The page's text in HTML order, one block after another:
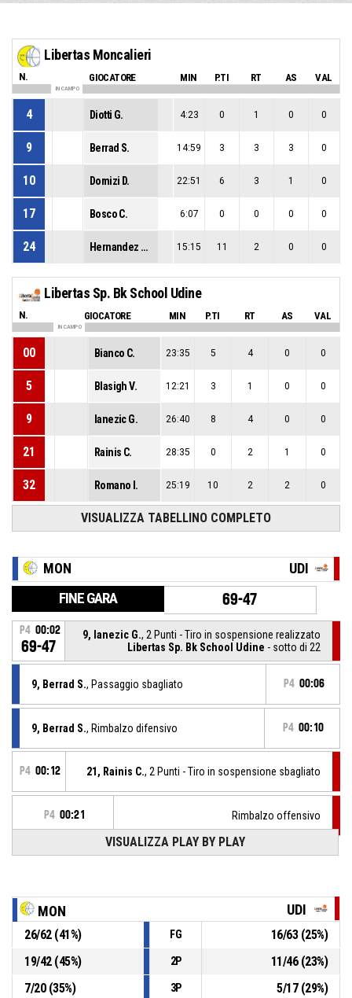
Libertas Moncalieri
N. GIOCATORE MIN P.TI RT AS VAL
IN CAMPO
4 Diotti G. 4:23 0 1 0 0
9 Berrad S. 14:59 3 3 3 0
10 Domizi D. 22:51 6 3 1 0
17 Bosco C. 6:07 0 0 0 0
24 Hernandez Pepe S. 15:15 11 2 0 0
Libertas Sp. Bk School Udine
N. GIOCATORE MIN P.TI RT AS VAL
IN CAMPO
00 Bianco C. 23:35 5 4 0 0
5 Blasigh V. 12:21 3 1 0 0
9 Ianezic G. 26:40 8 4 0 0
21 Rainis C. 28:35 0 2 1 0
32 Romano I. 25:19 10 2 2 0
VISUALIZZA TABELLINO COMPLETO
MON UDI
FINE GARA 69-47
P4 00:02
69-47
9, Ianezic G., 2 Punti - Tiro in sospensione realizzato
Libertas Sp. Bk School Udine - sotto di 22
9, Berrad S., Passaggio sbagliato P4 00:06
9, Berrad S., Rimbalzo difensivo P4 00:10
P4 00:12 21, Rainis C., 2 Punti - Tiro in sospensione sbagliato
P4 00:21 Rimbalzo offensivo
P4 00:22 21, Rainis C., 3 Punti sbagliato
Rimbalzo difensivo
, 3 Punti sbagliato 00:40
4, Diotti G. P4 01:03
VISUALIZZA PLAY BY PLAY
MON UDI
26/62(41%) FG 16/63(25%)
19/42(45%) 2P 11/46(23%)
7/20(35%) 3P 5/17(29%)